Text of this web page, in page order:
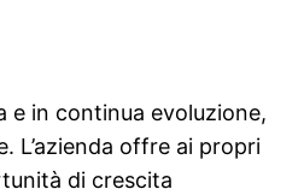
e in continua evoluzione,
L’azienda offre ai propri
di crescita